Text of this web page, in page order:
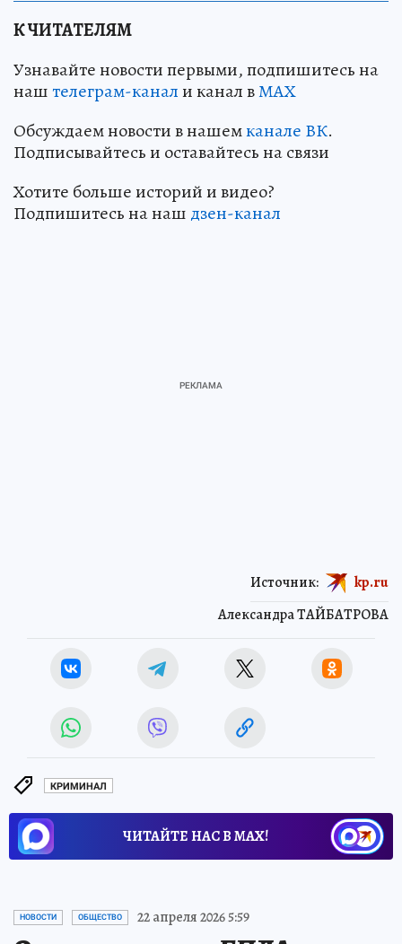
К ЧИТАТЕЛЯМ
Узнавайте новости первыми, подпишитесь на
наштелеграм-канали канал вМАХ
Обсуждаем новости в нашемканале ВК.
Подписывайтесь и оставайтесь на связи
Хотите больше историй и видео?
Подпишитесь на наш дзен-канал
Александра ТАЙБАТРОВА
Источник: kp.ru
КРИМИНАЛ
ЧИТАЙТЕ НАС В МАХ!
НОВОСТИ ОБЩЕСТВО 22 апреля 2026 5:59